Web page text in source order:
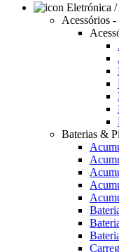
Acessórios
Baterias &